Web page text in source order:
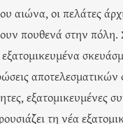
αιώνα, οι πελάτες
πουθενά στην πόλη.
εξατομικευμένες
τη νέα